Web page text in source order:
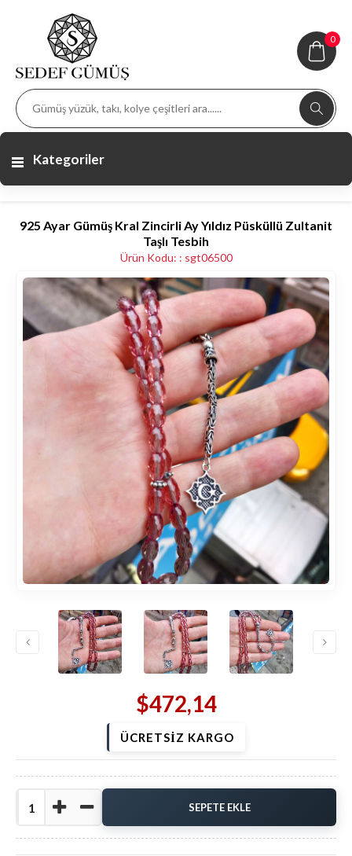
0
Kategoriler
925 Ayar Gümüş Kral Zincirli Ay Yıldız Püsküllü Zultanit
Taşlı Tesbih
Ürün Kodu: : sgt06500
$472,14
ÜCRETSİZ KARGO